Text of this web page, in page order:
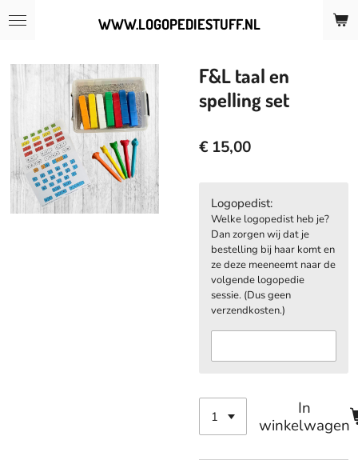
Ga
de
hoofdinhoud
WWW.LOGOPEDIESTUFF.NL
F&L taal en
spelling set
€ 15,00
Logopedist:
Welke logopedist heb je?
Dan zorgen wij dat je
bestelling bij haar komt en
ze deze meeneemt naar de
volgende logopedie
sessie. (Dus geen
verzendkosten.)
In
winkelwagen